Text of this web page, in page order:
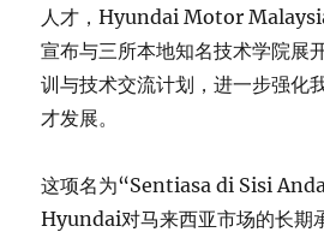
人才，Hyundai Motor
宣布与三所本地知名技术学院展
训与技术交流计划，进一步强化
才发展。
这项名为“Sentiasa di Sisi
Hyundai对马来西亚市场的长期